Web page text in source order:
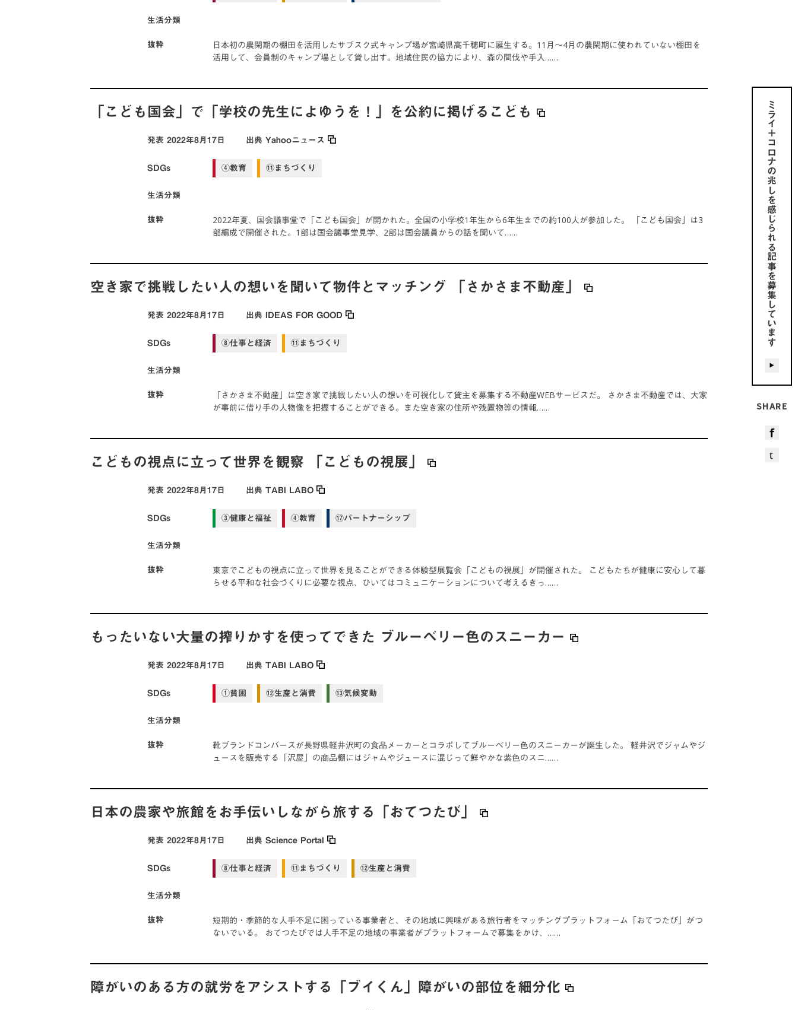
ミライ＋コロナの兆しを感じられる記事を
募集しています
SHARE
生活分類
抜粋
日本初の農閑期の棚田を活用したサブスク式キャンプ場が宮崎県高千穂町に誕生する。11月～4月の農閑期に使われていない棚田を
活用して、会員制のキャンプ場として貸し出す。地域住民の協力により、森の間伐や手入……
「こども国会」で「学校の先生によゆうを！」を公約に掲げるこども
発表 2022年8月17日 出典 Yahooニュース
SDGs ④教育 ⑪まちづくり
生活分類
抜粋
2022年夏、国会議事堂で「こども国会」が開かれた。全国の小学校1年生から6年生までの約100人が参加した。 「こども国会」は3
部編成で開催された。1部は国会議事堂見学、2部は国会議員からの話を聞いて……
空き家で挑戦したい人の想いを聞いて物件とマッチング 「さかさま不動産」
発表 2022年8月17日 出典 IDEAS FOR GOOD
SDGs ⑧仕事と経済 ⑪まちづくり
生活分類
抜粋
「さかさま不動産」は空き家で挑戦したい人の想いを可視化して貸主を募集する不動産WEBサービスだ。 さかさま不動産では、大家
が事前に借り手の人物像を把握することができる。また空き家の住所や残置物等の情報……
こどもの視点に立って世界を観察 「こどもの視展」
発表 2022年8月17日 出典 TABI LABO
SDGs ③健康と福祉 ④教育 ⑰パートナーシップ
生活分類
抜粋
東京でこどもの視点に立って世界を見ることができる体験型展覧会「こどもの視展」が開催された。 こどもたちが健康に安心して暮
らせる平和な社会づくりに必要な視点、ひいてはコミュニケーションについて考えるきっ……
もったいない大量の搾りかすを使ってできた ブルーベリー色のスニーカー
発表 2022年8月17日 出典 TABI LABO
SDGs ①貧困 ⑫生産と消費 ⑬気候変動
生活分類
抜粋
靴ブランドコンバースが長野県軽井沢町の食品メーカーとコラボしてブルーベリー色のスニーカーが誕生した。 軽井沢でジャムやジ
ュースを販売する「沢屋」の商品棚にはジャムやジュースに混じって鮮やかな紫色のスニ……
日本の農家や旅館をお手伝いしながら旅する「おてつたび」
発表 2022年8月17日 出典 Science Portal
SDGs ⑧仕事と経済 ⑪まちづくり ⑫生産と消費
生活分類
抜粋
短期的・季節的な人手不足に困っている事業者と、その地域に興味がある旅行者をマッチングプラットフォーム「おてつたび」がつ
ないでいる。 おてつたびでは人手不足の地域の事業者がプラットフォームで募集をかけ、……
障がいのある方の就労をアシストする「ブイくん」障がいの部位を細分化